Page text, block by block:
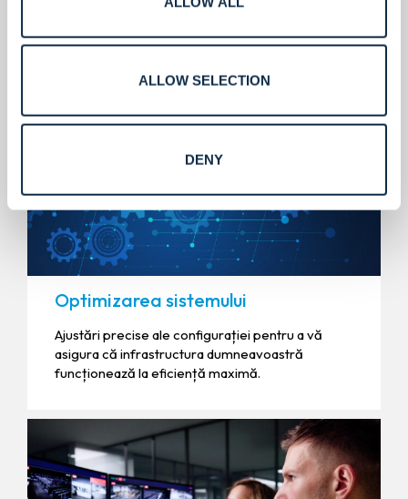
ALLOW SELECTION
DENY
Optimizarea sistemului
Ajustări precise ale configurației pentru a vă
asigura că infrastructura dumneavoastră
funcționează la eficiență maximă.